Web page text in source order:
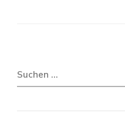
Suchen
nach: